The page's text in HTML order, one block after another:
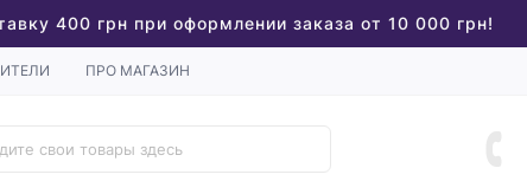
400 грн при оформлении заказа от 10 000 грн!
ПРО МАГАЗИН